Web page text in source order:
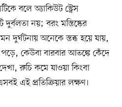
বলে অ্যাকিউট স্ট্রেস
নয়; বরং মস্তিষ্কের
দুর্ঘটনায় অনেকে স্তব্ধ হয়ে যায়,
কেউবা বারবার আতঙ্কে কেঁদে
রুচি কমে যাওয়া কিংবা
এই প্রতিক্রিয়ার লক্ষণ।